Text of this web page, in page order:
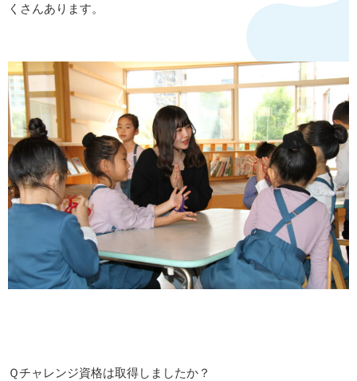
くさんあります。
Ｑチャレンジ資格は取得しましたか？